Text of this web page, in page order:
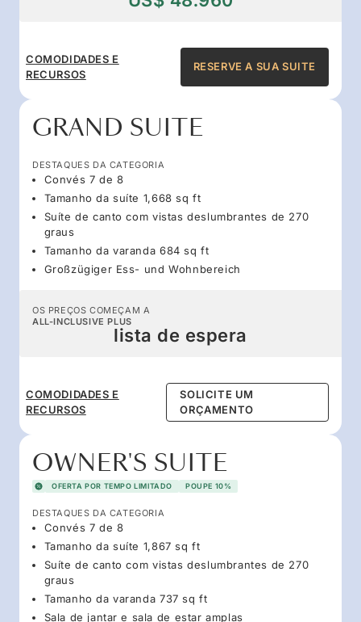
COMODIDADES E
RECURSOS
RESERVE A SUA SUITE
GRAND SUITE
DESTAQUES DA CATEGORIA
Convés 7 de 8
Tamanho da suíte 1,668 sq ft
Suíte de canto com vistas deslumbrantes de 270
graus
Tamanho da varanda 684 sq ft
Großzügiger Ess- und Wohnbereich
OS PREÇOS COMEÇAM A
ALL-INCLUSIVE PLUS
lista de espera
COMODIDADES E
RECURSOS
SOLICITE UM
ORÇAMENTO
OWNER'S SUITE
OFERTA POR TEMPO LIMITADO POUPE 10%
DESTAQUES DA CATEGORIA
Convés 7 de 8
Tamanho da suíte 1,867 sq ft
Suíte de canto com vistas deslumbrantes de 270
graus
Tamanho da varanda 737 sq ft
Sala de jantar e sala de estar amplas